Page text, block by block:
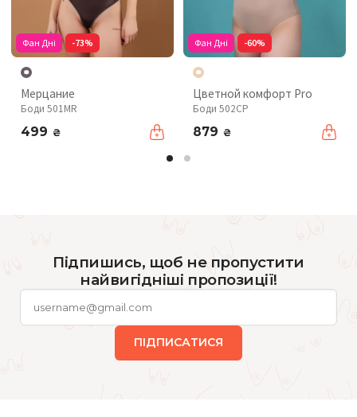
Фан Дні -73%
Мерцание
Боди 501MR
499 ₴
Фан Дні -60%
Цветной комфорт Pro
Боди 502CP
879 ₴
Підпишись, щоб не пропустити
найвигідніші пропозиції!
ПІДПИСАТИСЯ